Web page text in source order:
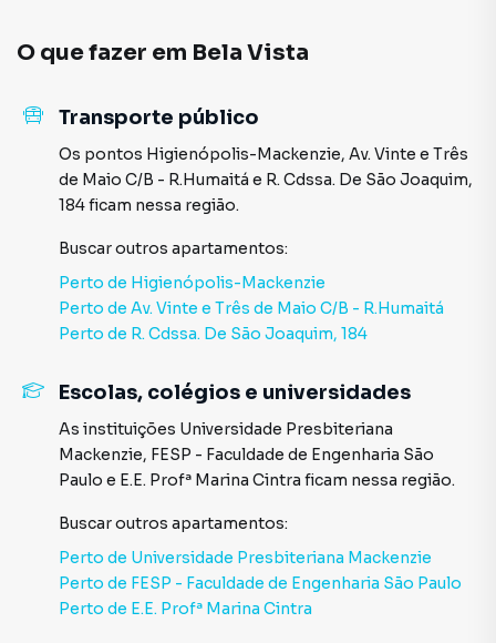
O que fazer em Bela Vista
Transporte público
Os pontos Higienópolis-Mackenzie, Av. Vinte e Três
de Maio C/B - R.Humaitá e R. Cdssa. De São Joaquim,
184ficam nessa região.
Buscar outros apartamentos:
Perto de Higienópolis-Mackenzie
Perto de Av. Vinte e Três de Maio C/B - R.Humaitá
Perto de R. Cdssa. De São Joaquim, 184
Escolas, colégios e universidades
As instituições Universidade Presbiteriana
Mackenzie, FESP - Faculdade de Engenharia São
Paulo e E.E. Profª Marina Cintra ficam nessa região.
Buscar outros apartamentos:
Perto de Universidade Presbiteriana Mackenzie
Perto de FESP - Faculdade de Engenharia São Paulo
Perto de E.E. Profª Marina Cintra